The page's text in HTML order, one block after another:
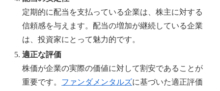
定期的に配当を支払っている企業は、株主に対する
信頼感を与えます。配当の増加が継続している企業
は、投資家にとって魅力的です。
適正な評価
株価が企業の実際の価値に対して割安であることが
重要です。 ファンダメンタルズに基づいた適正評価